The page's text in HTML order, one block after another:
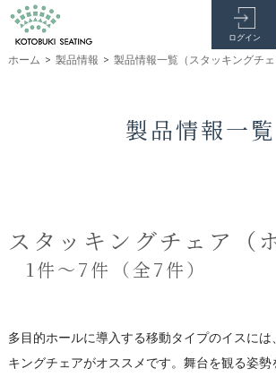
ログイン
ホーム > 製品情報 > 製品情報一覧（スタッキングチェ
製品情報一覧
スタッキングチェア（
1件～7件（全7件）
多目的ホールに導入する移動タイプのイスには
キングチェアがオススメです。舞台を観る姿勢